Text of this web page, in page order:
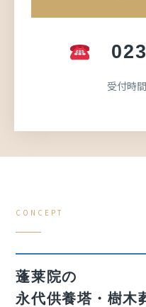
受付時
CONCEPT
蓬莱院の
永代供養塔・樹木